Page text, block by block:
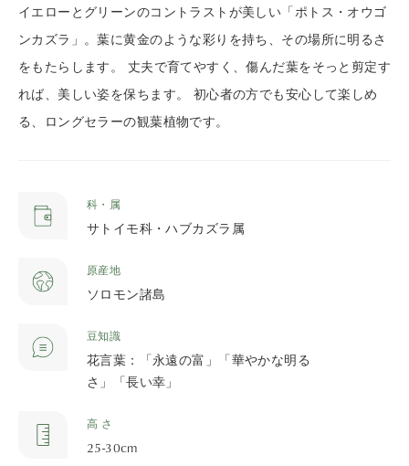
イエローとグリーンのコントラストが美しい「ポトス・オウゴ
ンカズラ」。葉に黄金のような彩りを持ち、その場所に明るさ
をもたらします。 丈夫で育てやすく、傷んだ葉をそっと剪定す
れば、美しい姿を保ちます。 初心者の方でも安心して楽しめ
る、ロングセラーの観葉植物です。
科・属
サトイモ科・ハブカズラ属
原産地
ソロモン諸島
豆知識
花言葉：「永遠の富」「華やかな明る
さ」「長い幸」
高 さ
25-30cm